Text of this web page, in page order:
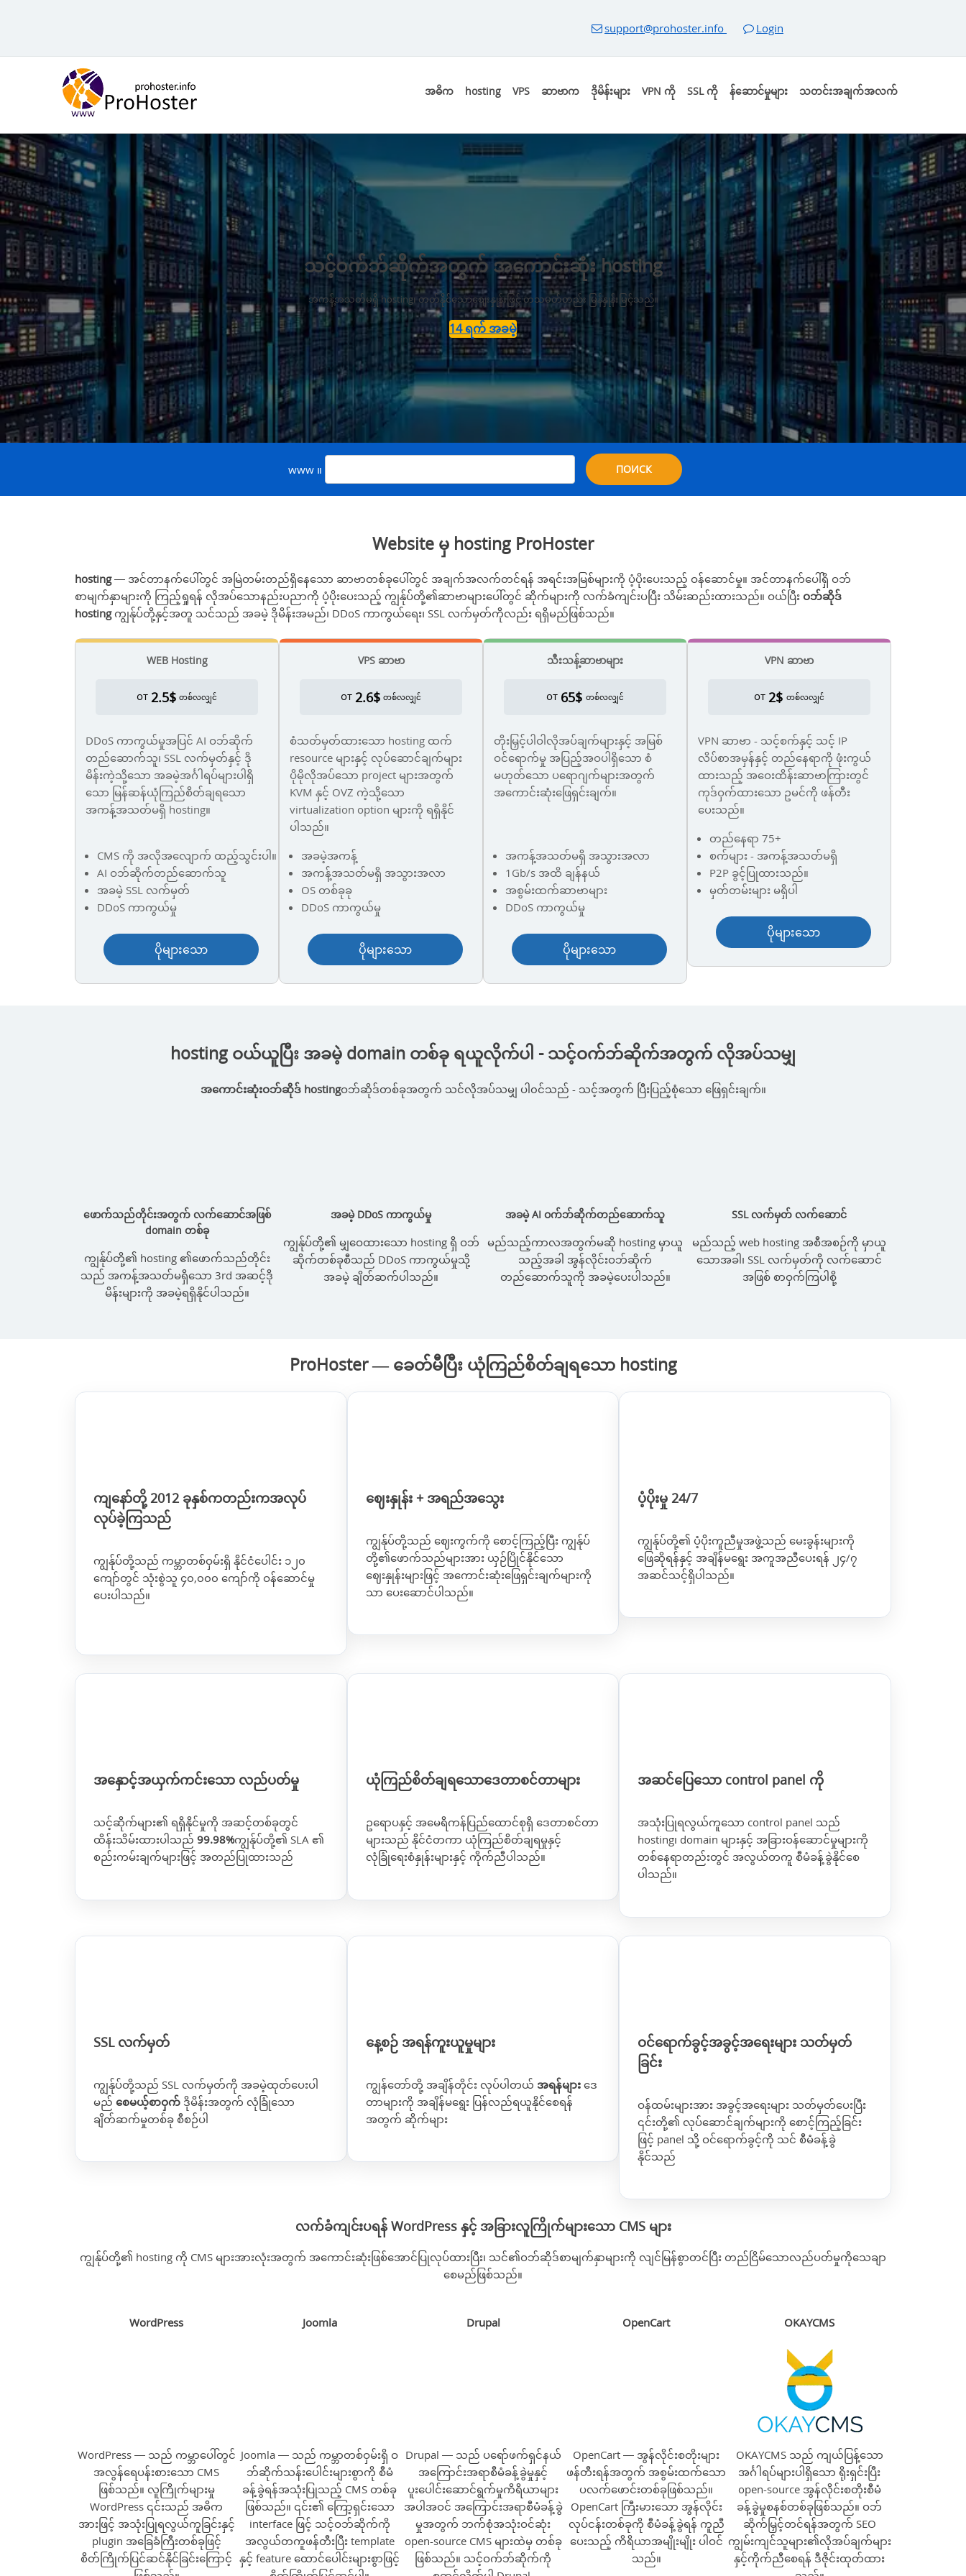
support@prohoster.info Login
အဓိက hosting VPS ဆာဗာက ဒိုမိန်းများ VPN ကို SSL ကို န်ဆောင်မှုများ သတင်းအချက်အလက်
သင့်ဝက်ဘ်ဆိုက်အတွက် အကောင်းဆုံး hosting
အကန့်အသတ်မရှိ hosting၊ တတ်နိုင်သောစျေးနှုန်းဖြင့် တသမတ်တည်း မြန်နှုန်းမြင့်သည်။
14 ရက် အခမဲ့
www ။ ПОИСК
Website မှ hosting ProHoster
hosting— အင်တာနက်ပေါ်တွင် အမြဲတမ်းတည်ရှိနေသော ဆာဗာတစ်ခုပေါ်တွင် အချက်အလက်တင်ရန် အရင်းအမြစ်များကို ပံ့ပိုးပေးသည့် ဝန်ဆောင်မှု။ အင်တာနက်ပေါ်ရှိ ဝဘ်
စာမျက်နှာများကို ကြည့်ရှုရန် လိုအပ်သောနည်းပညာကို ပံ့ပိုးပေးသည့် ကျွန်ုပ်တို့၏ဆာဗာများပေါ်တွင် ဆိုက်များကို လက်ခံကျင်းပပြီး သိမ်းဆည်းထားသည်။ ဝယ်ပြီး ဝဘ်ဆိုဒ်
hostingကျွန်ုပ်တို့နှင့်အတူ သင်သည် အခမဲ့ ဒိုမိန်းအမည်၊ DDoS ကာကွယ်ရေး၊ SSL လက်မှတ်ကိုလည်း ရရှိမည်ဖြစ်သည်။
WEB Hosting
от 2.5$ တစ်လလျှင်
DDoS ကာကွယ်မှုအပြင် AI ဝဘ်ဆိုက်
တည်ဆောက်သူ၊ SSL လက်မှတ်နှင့် ဒို
မိန်းကဲ့သို့သော အခမဲ့အင်္ဂါရပ်များပါရှိ
သော မြန်ဆန်ယုံကြည်စိတ်ချရသော
အကန့်အသတ်မရှိ hosting။
CMS ကို အလိုအလျောက် ထည့်သွင်းပါ။
AI ဝဘ်ဆိုက်တည်ဆောက်သူ
အခမဲ့ SSL လက်မှတ်
DDoS ကာကွယ်မှု
ပိုများသော
VPS ဆာဗာ
от 2.6$ တစ်လလျှင်
စံသတ်မှတ်ထားသော hosting ထက်
resource များနှင့် လုပ်ဆောင်ချက်များ
ပိုမိုလိုအပ်သော project များအတွက်
KVM နှင့် OVZ ကဲ့သို့သော
virtualization option များကို ရရှိနိုင်
ပါသည်။
အခမဲ့အကန့်
အကန့်အသတ်မရှိ အသွားအလာ
OS တစ်ခုခု
DDoS ကာကွယ်မှု
ပိုများသော
သီးသန့်ဆာဗာများ
от 65$ တစ်လလျှင်
တိုးမြှင့်ပါဝါလိုအပ်ချက်များနှင့် အမြစ်
ဝင်ရောက်မှု အပြည့်အဝပါရှိသော စံ
မဟုတ်သော ပရောဂျက်များအတွက်
အကောင်းဆုံးဖြေရှင်းချက်။
အကန့်အသတ်မရှိ အသွားအလာ
1Gb/s အထိ ချန်နယ်
အစွမ်းထက်ဆာဗာများ
DDoS ကာကွယ်မှု
ပိုများသော
VPN ဆာဗာ
от 2$ တစ်လလျှင်
VPN ဆာဗာ - သင့်စက်နှင့် သင့် IP
လိပ်စာအမှန်နှင့် တည်နေရာကို ဖုံးကွယ်
ထားသည့် အဝေးထိန်းဆာဗာကြားတွင်
ကုဒ်ဝှက်ထားသော ဥမင်ကို ဖန်တီး
ပေးသည်။
တည်နေရာ 75+
စက်များ - အကန့်အသတ်မရှိ
P2P ခွင့်ပြုထားသည်။
မှတ်တမ်းများ မရှိပါ
ပိုများသော
hosting ဝယ်ယူပြီး အခမဲ့ domain တစ်ခု ရယူလိုက်ပါ - သင့်ဝက်ဘ်ဆိုက်အတွက် လိုအပ်သမျှ
အကောင်းဆုံးဝဘ်ဆိုဒ် hostingဝဘ်ဆိုဒ်တစ်ခုအတွက် သင်လိုအပ်သမျှ ပါ၀င်သည် - သင့်အတွက် ပြီးပြည့်စုံသော ဖြေရှင်းချက်။
ဖောက်သည်တိုင်းအတွက် လက်ဆောင်အဖြစ်
domain တစ်ခု
ကျွန်ုပ်တို့၏ hosting ၏ဖောက်သည်တိုင်း
သည် အကန့်အသတ်မရှိသော 3rd အဆင့်ဒို
မိန်းများကို အခမဲ့ရရှိနိုင်ပါသည်။
အခမဲ့ DDoS ကာကွယ်မှု
ကျွန်ုပ်တို့၏ မျှဝေထားသော hosting ရှိ ဝဘ်
ဆိုက်တစ်ခုစီသည် DDoS ကာကွယ်မှုသို့
အခမဲ့ ချိတ်ဆက်ပါသည်။
အခမဲ့ AI ဝက်ဘ်ဆိုက်တည်ဆောက်သူ
မည်သည့်ကာလအတွက်မဆို hosting မှာယူ
သည့်အခါ အွန်လိုင်းဝဘ်ဆိုက်
တည်ဆောက်သူကို အခမဲ့ပေးပါသည်။
SSL လက်မှတ် လက်ဆောင်
မည်သည့် web hosting အစီအစဉ်ကို မှာယူ
သောအခါ၊ SSL လက်မှတ်ကို လက်ဆောင်
အဖြစ် စာဝှက်ကြပါစို့
ProHoster — ခေတ်မီပြီး ယုံကြည်စိတ်ချရသော hosting
ကျနော်တို့ 2012 ခုနှစ်ကတည်းကအလုပ်
လုပ်ခဲ့ကြသည်
ကျွန်ုပ်တို့သည် ကမ္ဘာတစ်ဝှမ်းရှိ နိုင်ငံပေါင်း ၁၂၀
ကျော်တွင် သုံးစွဲသူ ၄၀,၀၀၀ ကျော်ကို ဝန်ဆောင်မှု
ပေးပါသည်။
ဈေးနှုန်း + အရည်အသွေး
ကျွန်ုပ်တို့သည် ဈေးကွက်ကို စောင့်ကြည့်ပြီး ကျွန်ုပ်
တို့၏ဖောက်သည်များအား ယှဉ်ပြိုင်နိုင်သော
ဈေးနှုန်းများဖြင့် အကောင်းဆုံးဖြေရှင်းချက်များကို
သာ ပေးဆောင်ပါသည်။
ပံ့ပိုးမှု 24/7
ကျွန်ုပ်တို့၏ ပံ့ပိုးကူညီမှုအဖွဲ့သည် မေးခွန်းများကို
ဖြေဆိုရန်နှင့် အချိန်မရွေး အကူအညီပေးရန် ၂၄/၇
အဆင်သင့်ရှိပါသည်။
အနှောင့်အယှက်ကင်းသော လည်ပတ်မှု
သင့်ဆိုက်များ၏ ရရှိနိုင်မှုကို အဆင့်တစ်ခုတွင်
ထိန်းသိမ်းထားပါသည် 99.98%ကျွန်ုပ်တို့၏ SLA ၏
စည်းကမ်းချက်များဖြင့် အတည်ပြုထားသည်
ယုံကြည်စိတ်ချရသောဒေတာစင်တာများ
ဥရောပနှင့် အမေရိကန်ပြည်ထောင်စုရှိ ဒေတာစင်တာ
များသည် နိုင်ငံတကာ ယုံကြည်စိတ်ချရမှုနှင့်
လုံခြုံရေးစံနှုန်းများနှင့် ကိုက်ညီပါသည်။
အဆင်ပြေသော control panel ကို
အသုံးပြုရလွယ်ကူသော control panel သည်
hosting၊ domain များနှင့် အခြားဝန်ဆောင်မှုများကို
တစ်နေရာတည်းတွင် အလွယ်တကူ စီမံခန့်ခွဲနိုင်စေ
ပါသည်။
SSL လက်မှတ်
ကျွန်ုပ်တို့သည် SSL လက်မှတ်ကို အခမဲ့ထုတ်ပေးပါ
မည် စေမယ့်စာဝှက် ဒိုမိန်းအတွက် လုံခြုံသော
ချိတ်ဆက်မှုတစ်ခု စီစဉ်ပါ
နေ့စဉ် အရန်ကူးယူမှုများ
ကျွန်တော်တို့ အချိန်တိုင်း လုပ်ပါတယ် အရန်များဒေ
တာများကို အချိန်မရွေး ပြန်လည်ရယူနိုင်စေရန်
အတွက် ဆိုက်များ
ဝင်ရောက်ခွင့်အခွင့်အရေးများ သတ်မှတ်
ခြင်း
ဝန်ထမ်းများအား အခွင့်အရေးများ သတ်မှတ်ပေးပြီး
၎င်းတို့၏ လုပ်ဆောင်ချက်များကို စောင့်ကြည့်ခြင်း
ဖြင့် panel သို့ ဝင်ရောက်ခွင့်ကို သင် စီမံခန့်ခွဲ
နိုင်သည်
လက်ခံကျင်းပရန် WordPress နှင့် အခြားလူကြိုက်များသော CMS များ
ကျွန်ုပ်တို့၏ hosting ကို CMS များအားလုံးအတွက် အကောင်းဆုံးဖြစ်အောင်ပြုလုပ်ထားပြီး၊ သင်၏ဝဘ်ဆိုဒ်စာမျက်နှာများကို လျင်မြန်စွာတင်ပြီး တည်ငြိမ်သောလည်ပတ်မှုကိုသေချာ
စေမည်ဖြစ်သည်။
WordPress
WordPress — သည် ကမ္ဘာပေါ်တွင်
အလွန်ရေပန်းစားသော CMS
ဖြစ်သည်။ လူကြိုက်များမှု
WordPress ၎င်းသည် အဓိက
အားဖြင့် အသုံးပြုရလွယ်ကူခြင်းနှင့်
plugin အခြေခံကြီးတစ်ခုဖြင့်
စိတ်ကြိုက်ပြင်ဆင်နိုင်ခြင်းကြောင့်
Joomla
Joomla — သည် ကမ္ဘာတစ်ဝှမ်းရှိ ဝ
ဘ်ဆိုက်သန်းပေါင်းများစွာကို စီမံ
ခန့်ခွဲရန်အသုံးပြုသည့် CMS တစ်ခု
ဖြစ်သည်။ ၎င်း၏ ကြော့ရှင်းသော
interface ဖြင့် သင့်ဝဘ်ဆိုက်ကို
အလွယ်တကူဖန်တီးပြီး template
နှင့် feature ထောင်ပေါင်းများစွာဖြင့်
Drupal
Drupal — သည် ပရော်ဖက်ရှင်နယ်
အကြောင်းအရာစီမံခန့်ခွဲမှုနှင့်
ပူးပေါင်းဆောင်ရွက်မှုကိရိယာများ
အပါအဝင် အကြောင်းအရာစီမံခန့်ခွဲ
မှုအတွက် ဘက်စုံအသုံးဝင်ဆုံး
open-source CMS များထဲမှ တစ်ခု
ဖြစ်သည်။ သင့်ဝက်ဘ်ဆိုက်ကို
OpenCart
OpenCart — အွန်လိုင်းစတိုးများ
ဖန်တီးရန်အတွက် အစွမ်းထက်သော
ပလက်ဖောင်းတစ်ခုဖြစ်သည်။
OpenCart ကြီးမားသော အွန်လိုင်း
လုပ်ငန်းတစ်ခုကို စီမံခန့်ခွဲရန် ကူညီ
ပေးသည့် ကိရိယာအမျိုးမျိုး ပါဝင်
သည်။
OKAYCMS
OKAYCMS သည် ကျယ်ပြန့်သော
အင်္ဂါရပ်များပါရှိသော ရိုးရှင်းပြီး
open-source အွန်လိုင်းစတိုးစီမံ
ခန့်ခွဲမှုစနစ်တစ်ခုဖြစ်သည်။ ဝဘ်
ဆိုက်မြှင့်တင်ရန်အတွက် SEO
ကျွမ်းကျင်သူများ၏လိုအပ်ချက်များ
နှင့်ကိုက်ညီစေရန် ဒီဇိုင်းထုတ်ထား